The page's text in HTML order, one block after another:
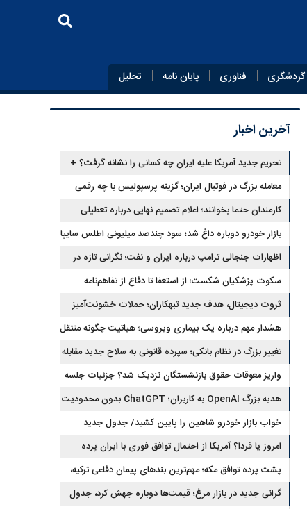
فناوری پایان‌ نامه تحلیل
آخرین اخبار
تحریم جدید آمریکا علیه ایران چه کسانی را نشانه گرفت؟ +
جزئیات
معامله بزرگ در فوتبال ایران؛ گزینه پرسپولیس با چه رقمی
جابه‌جا شد؟
کارمندان حتما بخوانند؛ اعلام تصمیم نهایی درباره تعطیلی
ادارات شنبه
بازار خودرو دوباره داغ شد؛ سود چندصد میلیونی اطلس سایپا
اظهارات جنجالی ترامپ درباره ایران و نفت؛ نگرانی تازه در
بازار انرژی
سکوت پزشکیان شکست؛ از استعفا تا دفاع از تفاهم‌نامه
جنجالی
ثروت دیجیتال، هدف جدید تبهکاران؛ حملات خشونت‌آمیز
رمزارزی افزایش یافت
هشدار مهم درباره یک بیماری ویروسی؛ هپاتیت چگونه منتقل
می‌شود؟
تغییر بزرگ در نظام بانکی؛ سپرده قانونی به سلاح جدید مقابله
با تورم تبدیل شد
واریز معوقات حقوق بازنشستگان نزدیک شد؟ جزئیات جلسه
تعیین تکلیف مطالبات
هدیه بزرگ OpenAI به کاربران؛ ChatGPT بدون محدودیت
پیام و با مدل جدید می‌آید
خواب بازار خودرو شاهین را پایین کشید/ جدول جدید
قیمت شاهین در مرداد
امروز یا فردا؟ آمریکا از احتمال توافق فوری با ایران پرده
برداشت
پشت پرده توافق مکه؛ مهم‌ترین بندهای پیمان دفاعی ترکیه،
پاکستان و عربستان
گرانی جدید در بازار مرغ؛ قیمت‌ها دوباره جهش کرد، جدول